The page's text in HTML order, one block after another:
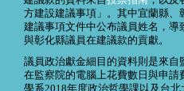
方建設建議事項」。其中宜蘭縣
建議事項文件中公布議員姓名，
與彰化縣議員在建議款的貢獻。
議員政治獻金細目的資料則是來自
在監察院的電腦上花費數日與申